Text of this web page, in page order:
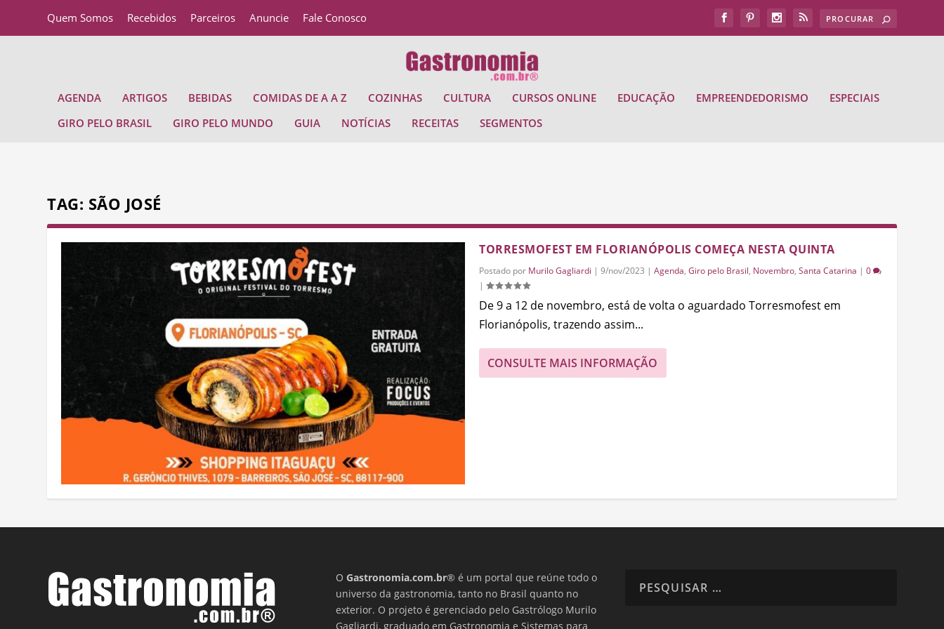
Quem Somos Recebidos Parceiros Anuncie Fale Conosco
AGENDA ARTIGOS BEBIDAS COMIDAS DE A A Z COZINHAS CULTURA CURSOS ONLINE EDUCAÇÃO EMPREENDEDORISMO
ESPECIAIS
GIRO PELO BRASIL
GIRO PELO MUNDO GUIA NOTÍCIAS RECEITAS SEGMENTOS
TAG: SÃO JOSÉ
TORRESMOFEST EM FLORIANÓPOLIS COMEÇA NESTA QUINTA
Postado por Murilo Gagliardi | 9/nov/2023 | Agenda, Giro pelo Brasil, Novembro, Santa Catarina | 0
|
De 9 a 12 de novembro, está de volta o aguardado Torresmofest em
Florianópolis, trazendo assim...
CONSULTE MAIS INFORMAÇÃO
OGastronomia.com.br® é um portal que reúne todo o
universo da gastronomia, tanto no Brasil quanto no
exterior. O projeto é gerenciado pelo Gastrólogo Murilo
Gagliardi, graduado em Gastronomia e Sistemas para